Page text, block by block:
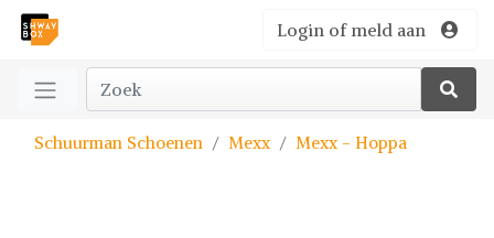
Login of meld aan
Schuurman Schoenen Mexx Mexx - Hoppa